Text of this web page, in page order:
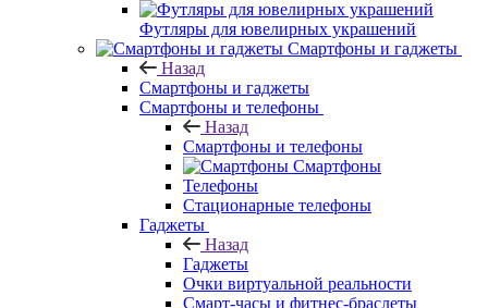
Футляры для ювелирных украшений
Смартфоны и гаджеты
Назад
Смартфоны и гаджеты
Смартфоны и телефоны
Назад
Смартфоны и телефоны
Смартфоны
Телефоны
Стационарные телефоны
Гаджеты
Назад
Гаджеты
Очки виртуальной реальности
Смарт-часы и фитнес-браслеты